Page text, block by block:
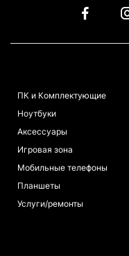
ПК и Комплектующие
Ноутбуки
Аксессуары
Игровая зона
Мобильные телефоны
Планшеты
Услуги/ремонты